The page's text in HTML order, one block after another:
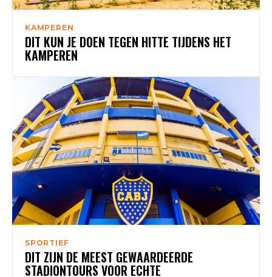
KAMPEREN
DIT KUN JE DOEN TEGEN HITTE TIJDENS HET
KAMPEREN
SPORTIEF
DIT ZIJN DE MEEST GEWAARDEERDE
STADIONTOURS VOOR ECHTE